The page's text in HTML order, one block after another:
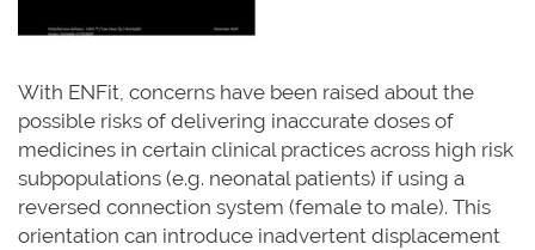
With ENFit, concerns have been raised about the
possible risks of delivering inaccurate doses of
medicines in certain clinical practices across high risk
subpopulations (e.g. neonatal patients) if using a
reversed connection system (female to male). This
orientation can introduce inadvertent displacement